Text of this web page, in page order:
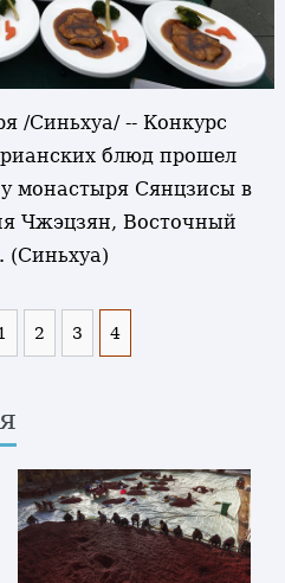
/Синьхуа/ -- Конкурс
блюд прошел
монастыря Сянцзисы в
Чжэцзян, Восточный
(Синьхуа)
2 3 4